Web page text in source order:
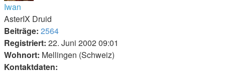
Iwan
AsterIX Druid
Beiträge: 2564
Registriert: 22. Juni 2002 09:01
Wohnort: Mellingen (Schweiz)
Kontaktdaten: